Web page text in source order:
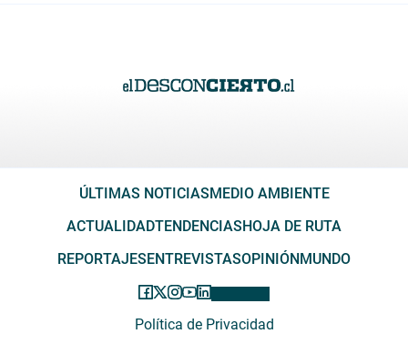
ÚLTIMAS NOTICIAS MEDIO AMBIENTE
ACTUALIDADTENDENCIAS HOJA DE RUTA
REPORTAJES ENTREVISTASOPINIÓN MUNDO
Política de Privacidad